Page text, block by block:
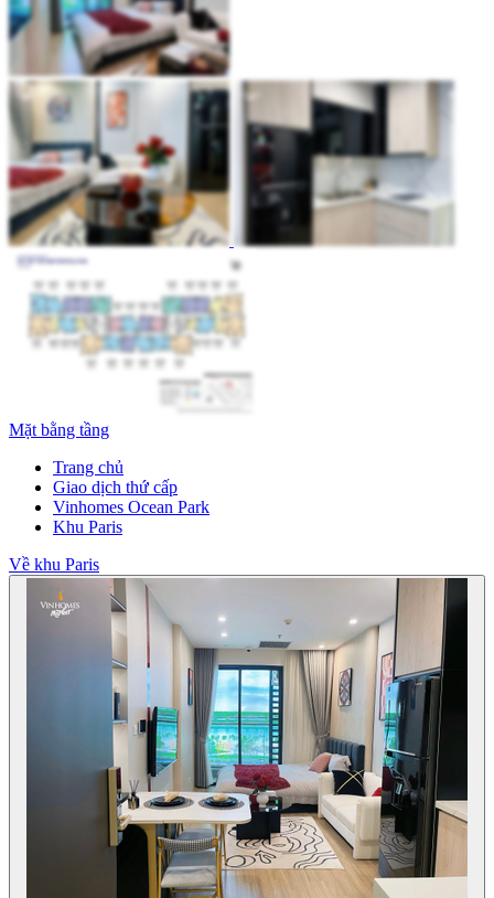
Mặt bằng tầng
Trang chủ
Giao dịch thứ cấp
Vinhomes Ocean Park
Khu Paris
Về khu Paris